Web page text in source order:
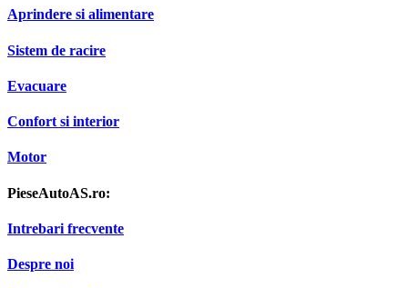
Aprindere si alimentare
Sistem de racire
Evacuare
Confort si interior
Motor
PieseAutoAS.ro:
Intrebari frecvente
Despre noi